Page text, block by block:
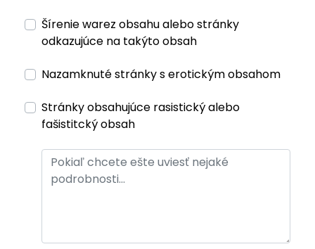
Šírenie warez obsahu alebo stránky
odkazujúce na takýto obsah
Nazamknuté stránky s erotickým obsahom
Stránky obsahujúce rasistický alebo
fašistitcký obsah